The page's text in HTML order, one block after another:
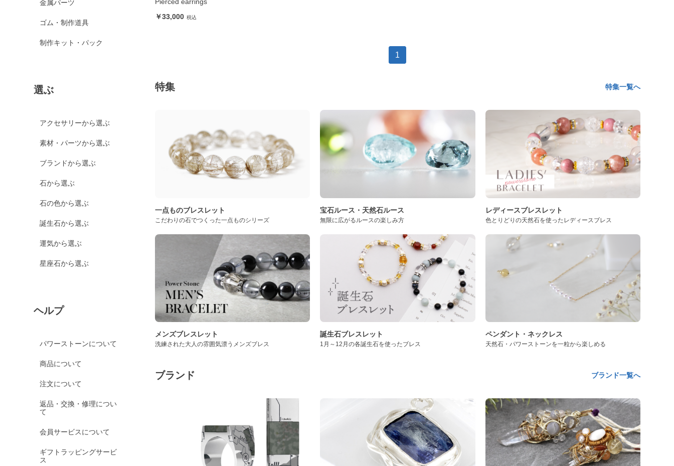
金属パーツ
ゴム・制作道具
制作キット・パック
選ぶ
アクセサリーから選ぶ
素材・パーツから選ぶ
ブランドから選ぶ
石から選ぶ
石の色から選ぶ
誕生石から選ぶ
運気から選ぶ
星座石から選ぶ
ヘルプ
パワーストーンについて
商品について
注文について
返品・交換・修理につい
て
会員サービスについて
ギフトラッピングサービ
ス
Pierced earrings
33,000
1
特集 特集一覧へ
一点ものブレスレット
こだわりの石でつくった一点ものシリーズ
宝石ルース・天然石ルース
無限に広がるルースの楽しみ方
レディースブレスレット
色とりどりの天然石を使ったレディースブレス
メンズブレスレット
洗練された大人の雰囲気漂うメンズブレス
誕生石ブレスレット
1月～12月の各誕生石を使ったブレス
ペンダント・ネックレス
天然石・パワーストーンを一粒から楽しめる
ブランド ブランド一覧へ